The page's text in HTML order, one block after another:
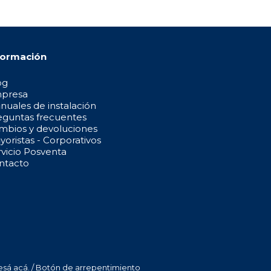
de instalación
frecuentes
y devoluciones
- Corporativos
Posventa
acá. / Botón de arrepentimiento